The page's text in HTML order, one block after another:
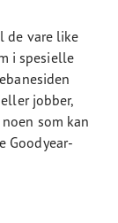
de vare like
i spesielle
jobber,
som kan
Goodyear-